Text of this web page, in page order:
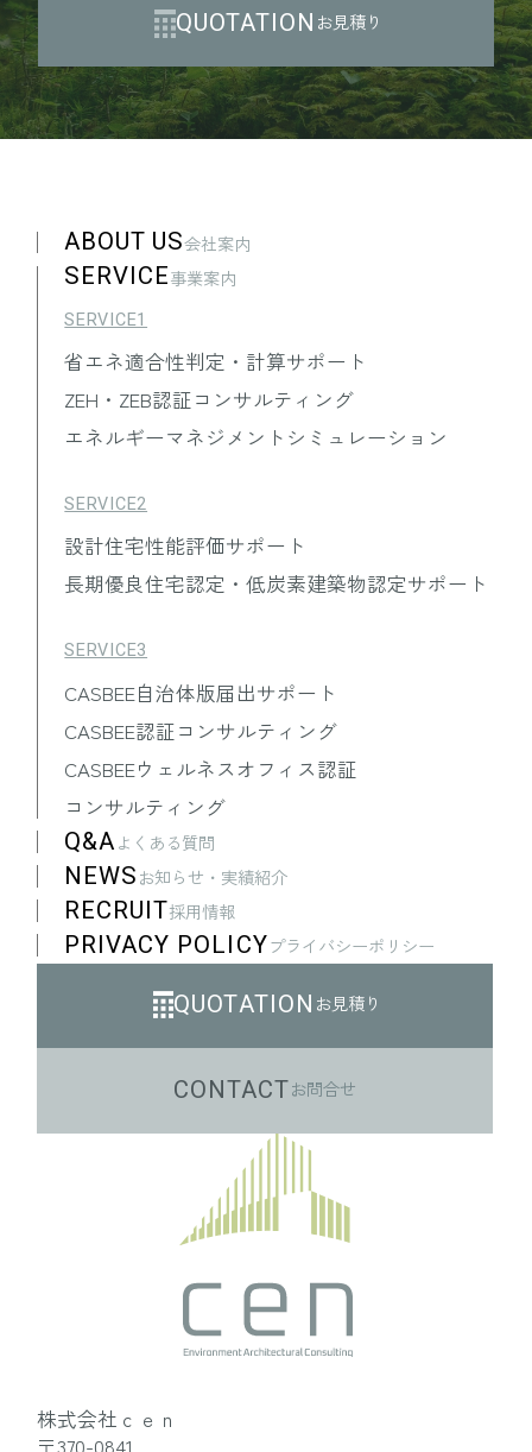
おける個人情報を指し、生存する個人
に関する情報であって当該情報に含ま
れる氏名・生年月日・住所・電話番
号・連絡先その他の記述等により特定
4.個人情報の安全管理
当社は、個人情報の保護に関して、組
織的、物理的、人的、技術的に適切な
対策を実施し、当社の取り扱う個人情
報の漏えい、滅失又はき損の防止その
他の個人情報の安全管理のために必要
かつ適切な措置を講ずるものとしま
当社は、お客様に関する次に掲げる個
人情報を取得します。
氏名、住所、郵便番号、性別、生年
月日、電話番号、メールアドレス、
免許証・個人番号カードなど公的証
明書に関する情報等
取引に関する情報
お取引内容及び注文履歴に関する情
報等
⑶決済に関する情報
金融機関口座に関する情報、決済及
びその方法に関する情報等
サービスのご利用に際して取得する
ン上の識別子、ご利用の端末情報、
位置情報、閲覧履歴その他のサービ
スの利用状況（アクセスログ、IPアド
レス、ブラウザ情報、ブラウザの言
語設定等を含みます）等
お客様から当社へのお問い合わせ・
ご連絡等に関する情報等
⑸その他の情報
ご連絡等に関する情報等
QUOTATION お見積り
ABOUT US会社案内
SERVICE事業案内
SERVICE1
省エネ適合性判定・計算サポート
ZEH・ZEB認証コンサルティング
エネルギーマネジメントシミュレーション
SERVICE2
設計住宅性能評価サポート
長期優良住宅認定・低炭素建築物認定サポート
SERVICE3
CASBEE自治体版届出サポート
CASBEE認証コンサルティング
CASBEEウェルネスオフィス認証
コンサルティング
Q&Aよくある質問
NEWSお知らせ・実績紹介
RECRUIT採用情報
PRIVACY POLICYプライバシーポリシー
QUOTATION お見積り
CONTACTお問合せ
株式会社ｃｅｎ